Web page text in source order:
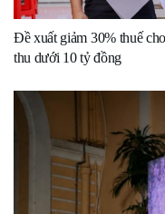
Đề xuất giảm 30% thuế
thu dưới 10 tỷ đồng